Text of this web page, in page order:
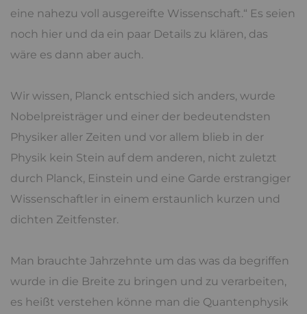
eine nahezu voll ausgereifte Wissenschaft.“ Es seien
noch hier und da ein paar Details zu klären, das
wäre es dann aber auch.
Wir wissen, Planck entschied sich anders, wurde
Nobelpreisträger und einer der bedeutendsten
Physiker aller Zeiten und vor allem blieb in der
Physik kein Stein auf dem anderen, nicht zuletzt
durch Planck, Einstein und eine Garde erstrangiger
Wissenschaftler in einem erstaunlich kurzen und
dichten Zeitfenster.
Man brauchte Jahrzehnte um das was da begriffen
wurde in die Breite zu bringen und zu verarbeiten,
es heißt verstehen könne man die Quantenphysik